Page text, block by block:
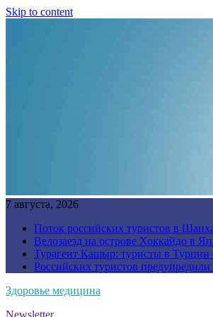
Skip to content
7 августа, 2026
Поток российских туристов в
Велозаезд на острове Хоккайдо в
Турагент Кашыр: туристы в Турции
Российских туристов
Здоровье медицина
Newsletter